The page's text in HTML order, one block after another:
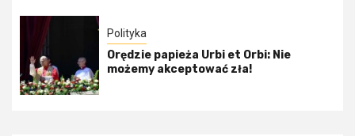
Polityka
Orędzie papieża Urbi et Orbi: Nie
możemy akceptować zła!